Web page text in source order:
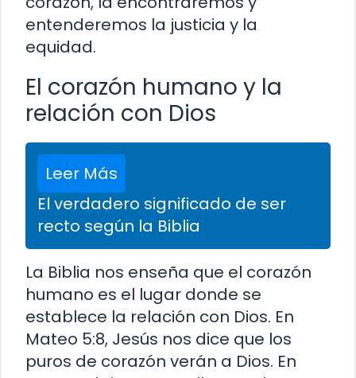
entenderemos la justicia y la
equidad.
El corazón humano y la
relación con Dios
Leer Más
El verdadero significado de ser
recto según la Biblia
La Biblia nos enseña que el corazón
humano es el lugar donde se
establece la relación con Dios. En
Mateo 5:8, Jesús nos dice que los
puros de corazón verán a Dios. En